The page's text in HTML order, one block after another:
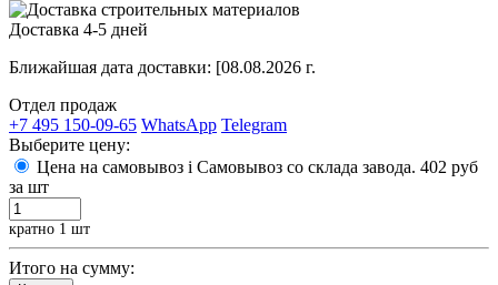
Доставка 4-5 дней
Ближайшая дата доставки: [08.08.2026 г.
Отдел продаж
+7 495 150-09-65 WhatsApp Telegram
Выберите цену:
Цена на самовывоз i Самовывоз со склада завода. 402 руб
за шт
кратно 1 шт
Итого на сумму: